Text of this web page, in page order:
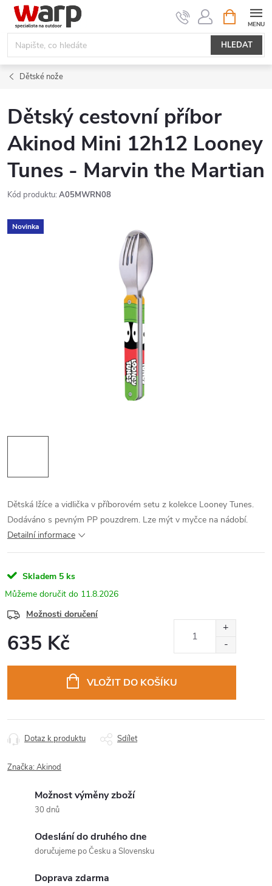
Přejít
obsah
HLEDAT
NÁKUPNÍ
KOŠÍK
Dětské nože
Dětský cestovní příbor
Akinod Mini 12h12 Looney
Tunes - Marvin the Martian
Kód produktu: A05MWRN08
Novinka
Dětská lžíce a vidlička v příborovém setu z kolekce Looney Tunes.
Dodáváno s pevným PP pouzdrem. Lze mýt v myčce na nádobí.
Detailní informace
Skladem 5 ks
11.8.2026
Možnosti doručení
635 Kč
VLOŽIT DO KOŠÍKU
Dotaz k produktu Sdílet
Značka:Akinod
Možnost výměny zboží
30 dnů
Odeslání do druhého dne
doručujeme po Česku a Slovensku
Doprava zdarma